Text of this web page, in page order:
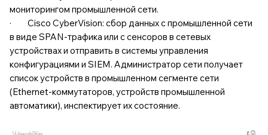
мониторингом промышленной сети.
· Cisco CyberVision: сбор данных с промышленной сети
в виде SPAN-трафика или с сенсоров в сетевых
устройствах и отправить в системы управления
конфигурациями и SIEM. Администратор сети получает
список устройств в промышленном сегменте сети
(Ethernet-коммутаторов, устройств промышленной
автоматики), инспектирует их состояние.